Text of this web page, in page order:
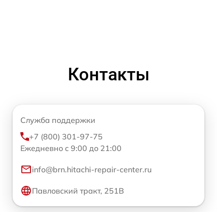
Контакты
Служба поддержки
+7 (800) 301-97-75
Ежедневно с 9:00 до 21:00
info@brn.hitachi-repair-center.ru
Павловский тракт, 251В